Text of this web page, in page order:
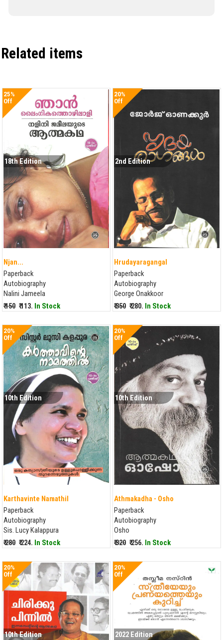
Related items
25%
Off
18th Edition
Njan...
Paperback
Autobiography
Nalini Jameela
₹ 150 ₹ 113. In Stock
20%
Off
2nd Edition
Hrudayaragangal
Paperback
Autobiography
George Onakkoor
₹ 350 ₹ 280. In Stock
20%
Off
10th Edition
Karthavinte Namathil
Paperback
Autobiography
Sis. Lucy Kalappura
₹ 280 ₹ 224. In Stock
20%
Off
10th Edition
Athmakadha - Osho
Paperback
Autobiography
Osho
₹ 320 ₹ 256. In Stock
20%
Off
10th Edition
20%
Off
2022 Edition